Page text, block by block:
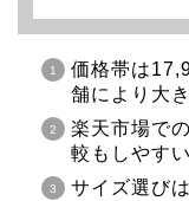
価格帯は
舗により大
楽天市場で
較もしやすい
サイズ選び